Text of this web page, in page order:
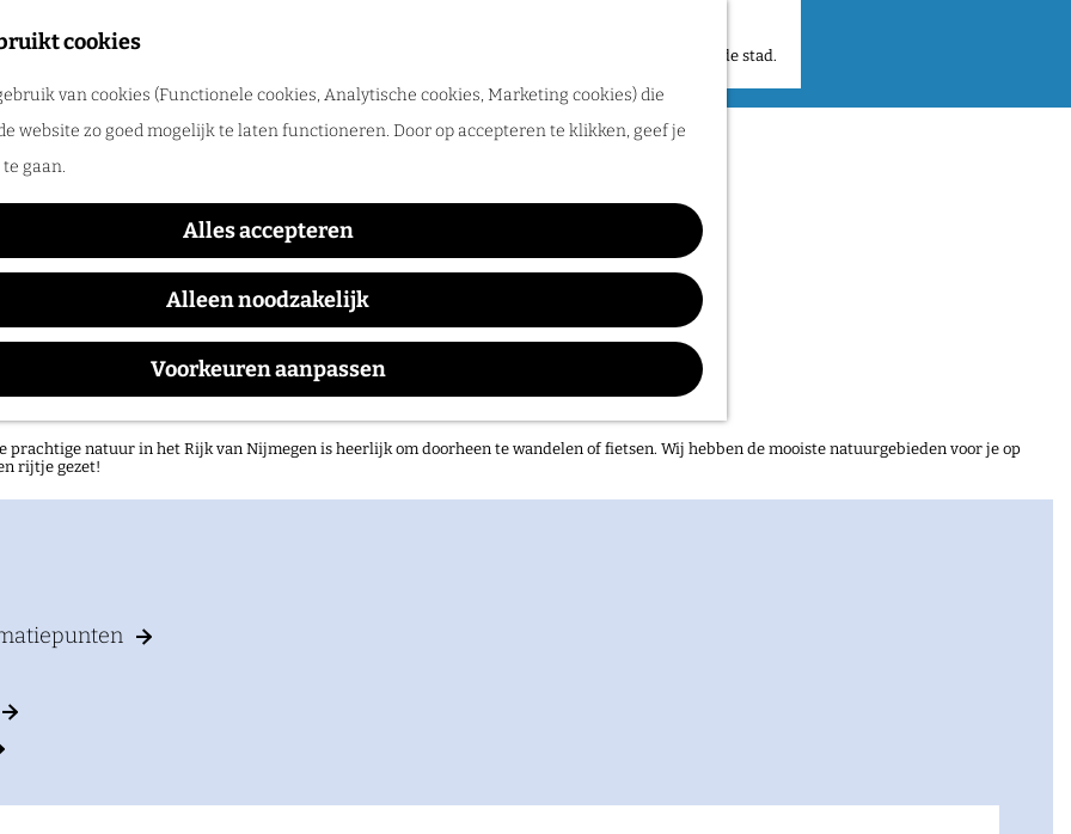
cookies
van cookies (Functionele cookies, Analytische cookies, Marketing cookies) die
website zo goed mogelijk te laten functioneren. Door op accepteren te klikken, geef je
gaan.
Alles accepteren
Alleen noodzakelijk
Voorkeuren aanpassen
Nijmegen samen met een gids. Ga samen op pad en ontdek verborgen plekken en verhalen in de stad.
in het Rijk van Nijmegen
prachtige natuur in het Rijk van Nijmegen is heerlijk om doorheen te wandelen of fietsen. Wij hebben de mooiste natuurgebieden voor je op
rijtje gezet!
Remy van Kesteren
Waar:
Concertgebouw De Vereeniging
vrijdag 30 oktober